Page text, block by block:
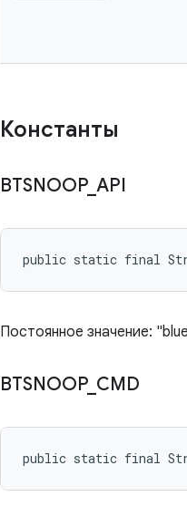
Константы
BTSNOOP_ API
public static final
Постоянное значение:
BTSNOOP_ CMD
public static final String